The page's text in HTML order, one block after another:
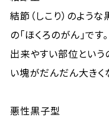
結節（しこり）のよう
の「ほくろのがん」です。
出来やすい部位という
い塊がだんだん大きく
悪性黒子型